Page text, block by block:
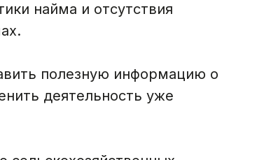
найма и отсутствия
полезную информацию о
деятельность уже